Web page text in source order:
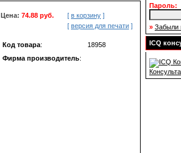
Цена: 74.88 руб. [ в корзину ]
[ версия для печати ]
Код товара:
18958
Фирма производитель:
Пароль:
» Забыли
ICQ